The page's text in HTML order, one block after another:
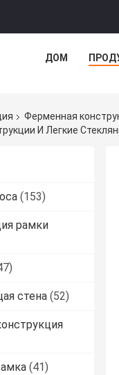
ДОМ
Ферменная
И Легкие
(153)
рамки
стена (52)
(41)